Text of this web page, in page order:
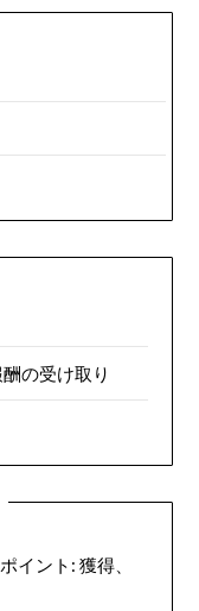
の受け取り
イント: 獲得、